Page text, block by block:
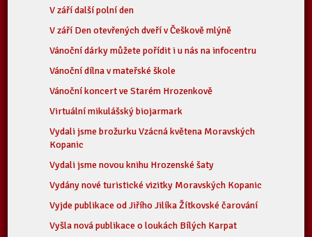
V září další polní den
V září Den otevřených dveří v Češkově mlýně
Vánoční dárky můžete pořídit i u nás na infocentru
Vánoční dílna v mateřské škole
Vánoční koncert ve Starém Hrozenkově
Virtuální mikulášský biojarmark
Vydali jsme brožurku Vzácná květena Moravských
Kopanic
Vydali jsme novou knihu Hrozenské šaty
Vydány nové turistické vizitky Moravských Kopanic
Vyjde publikace od Jiřího Jilíka Žítkovské čarování
Vyšla nová publikace o loukách Bílých Karpat